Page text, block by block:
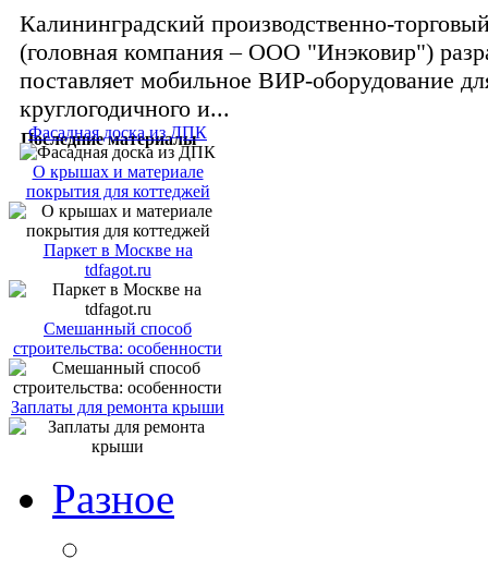
Калининградский производственно-
(головная компания – ООО "Инэковир")
поставляет мобильное ВИР-оборудование
круглогодичного и...
Последние материалы
Фасадная доска из ДПК
О крышах и материале
покрытия для коттеджей
Паркет в Москве на
tdfagot.ru
Смешанный способ
строительства: особенности
Заплаты для ремонта крыши
Разное